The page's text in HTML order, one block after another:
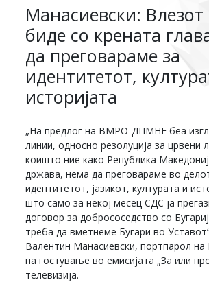
Манасиевски: Влезот
биде со крената
да преговараме за
идентитетот,
историјата
„На предлог на ВМРО-ДПМНЕ беа
линии, односно резолуција за црвени
коишто ние како Република
држава, нема да преговараме во
идентитетот, јазикот, културата и
што само за некој месец СДС ја
договор за добрососедство со
треба да вметнеме Бугари во
Валентин Манасиевски, портпарол
на гостување во емисијата „За или
телевизија.